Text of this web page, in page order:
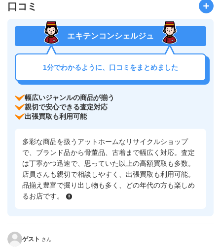
口コミ
エキテンコンシェルジュ
1分でわかるように、口コミをまとめました
幅広いジャンルの商品が揃う
親切で安心できる査定対応
出張買取も利用可能
多彩な商品を扱うアットホームなリサイクルショップ
で、ブランド品から骨董品、古着まで幅広く対応。査定
は丁寧かつ迅速で、思っていた以上の高額買取も多数。
店員さんも親切で相談しやすく、出張買取も利用可能。
品揃え豊富で掘り出し物も多く、どの年代の方も楽しめ
るお店です。
ゲスト さん